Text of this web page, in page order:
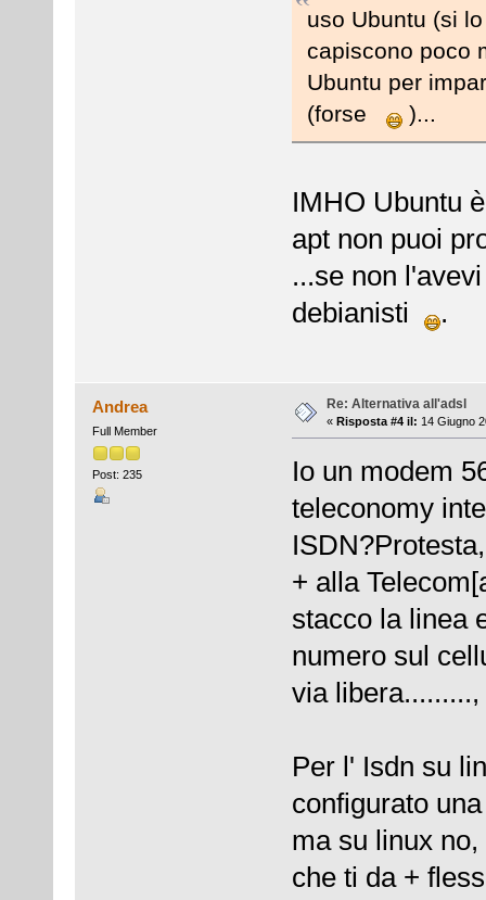
uso Ubuntu (si
capiscono poco
Ubuntu per
(forse
)...
IMHO Ubuntu
apt non puoi
...se non
debianisti
.
Andrea
Full Member
Post: 235
Re: Alternativa all'adsl
« Risposta #4 il: 14 Giugno
Io un modem
teleconomy
+ alla
stacco la linea
numero sul
via
Per l' Isdn su
configurato
ma su linux
che ti da +